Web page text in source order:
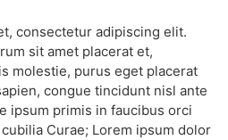
consectetur adipiscing elit.
sit amet placerat et,
molestie, purus eget placerat
congue tincidunt nisl ante
ipsum primis in faucibus orci
Curae; Lorem ipsum dolor